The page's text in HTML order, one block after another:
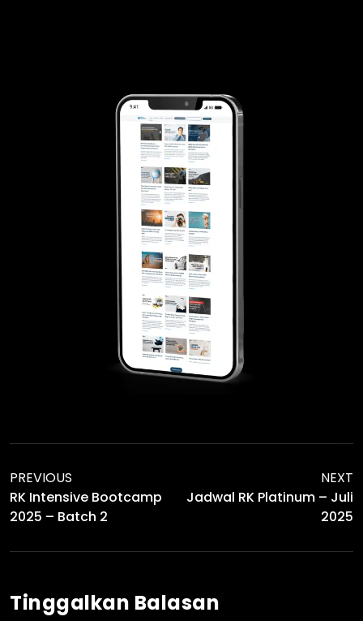
PREVIOUS
RK Intensive Bootcamp
2025 – Batch 2
NEXT
Jadwal RK Platinum – Juli
2025
Tinggalkan Balasan